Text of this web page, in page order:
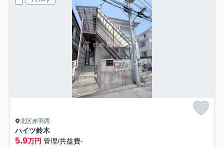
北区赤羽西
ハイツ鈴木
5.9万円 管理/共益費-